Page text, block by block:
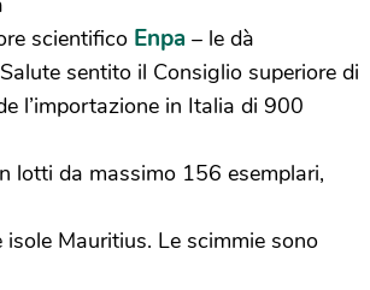
scientifico Enpa – le dà
sentito il Consiglio superiore di
l’importazione in Italia di 900
lotti da massimo 156 esemplari,
isole Mauritius. Le scimmie sono